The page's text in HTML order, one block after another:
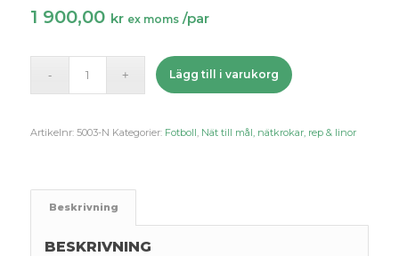
1 900,00 kr ex moms /par
Lägg till i varukorg
Artikelnr: 5003-N Kategorier: Fotboll Nät till mål, nätkrokar, rep & linor
Beskrivning
BESKRIVNING